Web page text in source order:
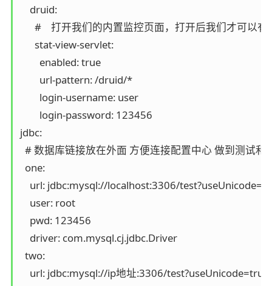
    druid:
#    打开我们的内置监控页面，打开后我们才可以
      stat-view-servlet:
        enabled: true
        url-pattern: /druid/*
        login-username: user
        login-password: 123456
jdbc:
# 数据库链接放在外面 方便连接配置中心 做到测试和
  one:
url: jdbc:mysql://localhost:3306/
    user: root
    pwd: 123456
    driver: com.mysql.cj.jdbc.Driver
  two:
url: jdbc:mysql://ip地址:3306/